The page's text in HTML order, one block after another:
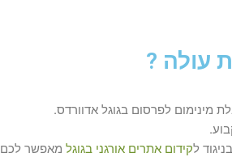
עולה ?
מינימום לפרסום בגוגל אדוורדס.
לקידום אתרים אורגני בגוגל מאפשר לכם